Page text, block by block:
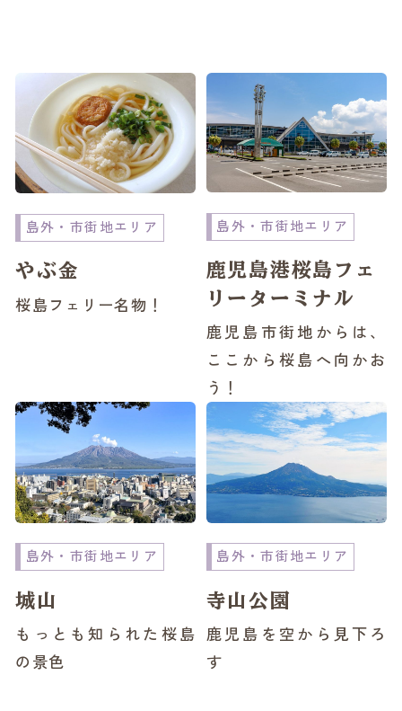
島外・市街地エリア
やぶ金
桜島フェリー名物！
島外・市街地エリア
鹿児島港桜島フェ
リーターミナル
鹿児島市街地からは、
ここから桜島へ向かお
う！
島外・市街地エリア
城山
もっとも知られた桜島
の景色
島外・市街地エリア
寺山公園
鹿児島を空から見下ろ
す